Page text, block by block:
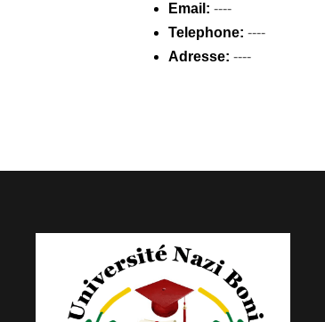
Email: ----
Telephone: ----
Adresse: ----